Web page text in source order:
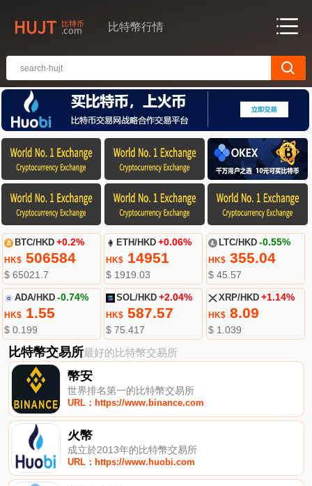
比特幣行情
BTC/HKD +0.2%
HK$506584
$ 65021.7
ETH/HKD +0.06%
HK$ 14951
$ 1919.03
LTC/HKD -0.55%
HK$355.04
$ 45.57
ADA/HKD -0.74%
HK$1.55
$ 0.199
SOL/HKD +2.04%
HK$ 587.57
$ 75.417
XRP/HKD +1.14%
HK$8.09
$ 1.039
比特幣交易所最好的比特幣交易所
幣安
世界排名第一的比特幣交易所
URL：https://www.binance.com
火幣
成立於2013年的比特幣交易所
URL：https://www.huobi.com